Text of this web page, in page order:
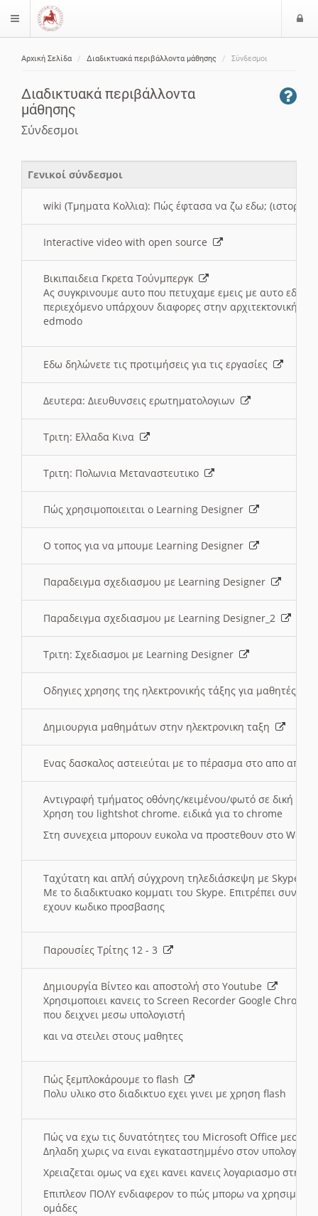
$langMenu
Αρχική Σελίδα Διαδικτυακά περιβάλλοντα μάθησης Σύνδεσμοι
Διαδικτυακά περιβάλλοντα
μάθησης
Σύνδεσμοι
Γενικοί σύνδεσμοι
wiki (Τμηματα Κολλια): Πώς έφτασα να ζω εδω; (ιστορια)
Interactive video with open source
Βικιπαιδεια Γκρετα Τούνμπεργκ
Ας συγκρινουμε αυτο που πετυχαμε εμεις με αυτο εδω
περιεχόμενο υπάρχουν διαφορες στην αρχιτεκτονική
edmodo
Εδω δηλώνετε τις προτιμήσεις για τις εργασίες
Δευτερα: Διευθυνσεις ερωτηματολογιων
Τριτη: Ελλαδα Κινα
Τριτη: Πολωνια Μεταναστευτικο
Πώς χρησιμοποιειται ο Learning Designer
O τοπος για να μπουμε Learning Designer
Παραδειγμα σχεδιασμου με Learning Designer
Παραδειγμα σχεδιασμου με Learning Designer_2
Τριτη: Σχεδιασμοι με Learning Designer
Οδηγιες χρησης της ηλεκτρονικής τάξης για μαθητές
Δημιουργια μαθημάτων στην ηλεκτρονικη ταξη
Ενας δασκαλος αστειεύται με το πέρασμα στο απο
Αντιγραφή τμήματος οθόνης/κειμένου/φωτό σε δική
Χρηση του lightshot chrome. ειδικά για το chrome
Στη συνεχεια μπορουν ευκολα να προστεθουν στο Word
Ταχύτατη και απλή σύγχρονη τηλεδιάσκεψη με Skype
Με το διαδικτυακο κομματι του Skype. Επιτρέπει
εχουν κωδικο προσβασης
Παρουσίες Τρίτης 12 - 3
Δημιουργία Βίντεο και αποστολή στο Youtube
Χρησιμοποιει κανεις το Screen Recorder Google Chrome
που δειχνει μεσω υπολογιστή
και να στειλει στους μαθητες
Πώς ξεμπλοκάρουμε το flash
Πολυ υλικο στο διαδικτυο εχει γινει με χρηση flash
Πώς να εχω τις δυνατότητες του Microsoft Office μεσω
Δηλαδη χωρις να ειναι εγκαταστημμένο στον
Χρειαζεται ομως να εχει κανει κανεις λογαριασμο στη
Επιπλεον ΠΟΛΥ ενδιαφερον το πώς μπορω να
ομάδες